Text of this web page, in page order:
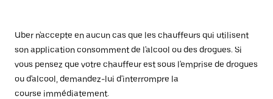
Uber n'accepte en aucun cas que les chauffeurs qui utilisent
son application consomment de l'alcool ou des drogues. Si
vous pensez que votre chauffeur est sous l'emprise de drogues
ou d'alcool, demandez-lui d'interrompre la
course immédiatement.